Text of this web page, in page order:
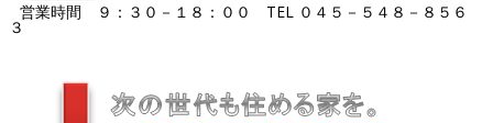
営業時間 ９：３０－１８：００ TEL ０４５－５４８－８５６
３